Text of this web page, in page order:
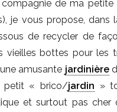
compagnie de ma petite
je vous propose, dans
de recycler de
vieilles bottes pour les
amusante jardinière
petit « brico/jardin »
et surtout pas cher